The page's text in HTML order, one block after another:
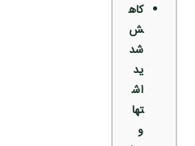
کاه
ش
شد
ید
اش
تها
و